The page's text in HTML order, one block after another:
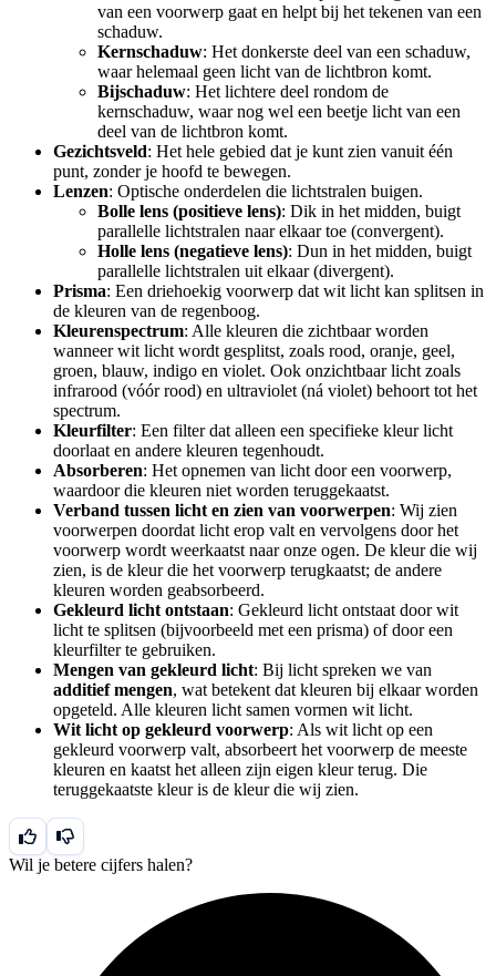
van een voorwerp gaat en helpt bij het tekenen van een
schaduw.
Kernschaduw: Het donkerste deel van een schaduw,
waar helemaal geen licht van de lichtbron komt.
Bijschaduw: Het lichtere deel rondom de
kernschaduw, waar nog wel een beetje licht van een
deel van de lichtbron komt.
Gezichtsveld: Het hele gebied dat je kunt zien vanuit één
punt, zonder je hoofd te bewegen.
Lenzen: Optische onderdelen die lichtstralen buigen.
Bolle lens (positieve lens): Dik in het midden, buigt
parallelle lichtstralen naar elkaar toe (convergent).
Holle lens (negatieve lens): Dun in het midden, buigt
parallelle lichtstralen uit elkaar (divergent).
Prisma: Een driehoekig voorwerp dat wit licht kan splitsen in
de kleuren van de regenboog.
Kleurenspectrum: Alle kleuren die zichtbaar worden
wanneer wit licht wordt gesplitst, zoals rood, oranje, geel,
groen, blauw, indigo en violet. Ook onzichtbaar licht zoals
infrarood (vóór rood) en ultraviolet (ná violet) behoort tot het
spectrum.
Kleurfilter: Een filter dat alleen een specifieke kleur licht
doorlaat en andere kleuren tegenhoudt.
Absorberen: Het opnemen van licht door een voorwerp,
waardoor die kleuren niet worden teruggekaatst.
Verband tussen licht en zien van voorwerpen: Wij zien
voorwerpen doordat licht erop valt en vervolgens door het
voorwerp wordt weerkaatst naar onze ogen. De kleur die wij
zien, is de kleur die het voorwerp terugkaatst; de andere
kleuren worden geabsorbeerd.
Gekleurd licht ontstaan: Gekleurd licht ontstaat door wit
licht te splitsen (bijvoorbeeld met een prisma) of door een
kleurfilter te gebruiken.
Mengen van gekleurd licht: Bij licht spreken we van
additief mengen, wat betekent dat kleuren bij elkaar worden
opgeteld. Alle kleuren licht samen vormen wit licht.
Wit licht op gekleurd voorwerp: Als wit licht op een
gekleurd voorwerp valt, absorbeert het voorwerp de meeste
kleuren en kaatst het alleen zijn eigen kleur terug. Die
teruggekaatste kleur is de kleur die wij zien.
Wil je betere cijfers halen?